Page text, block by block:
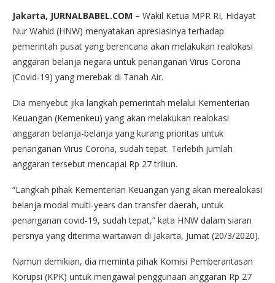
Jakarta, JURNALBABEL.COM – Wakil Ketua MPR RI, Hidayat
Nur Wahid (HNW) menyatakan apresiasinya terhadap
pemerintah pusat yang berencana akan melakukan realokasi
anggaran belanja negara untuk penanganan Virus Corona
(Covid-19) yang merebak di Tanah Air.
Dia menyebut jika langkah pemerintah melalui Kementerian
Keuangan (Kemenkeu) yang akan melakukan realokasi
anggaran belanja-belanja yang kurang prioritas untuk
penanganan Virus Corona, sudah tepat. Terlebih jumlah
anggaran tersebut mencapai Rp 27 triliun.
“Langkah pihak Kementerian Keuangan yang akan merealokasi
belanja modal multi-years dan transfer daerah, untuk
penanganan covid-19, sudah tepat,” kata HNW dalam siaran
persnya yang diterima wartawan di Jakarta, Jumat (20/3/2020).
Namun demikian, dia meminta pihak Komisi Pemberantasan
Korupsi (KPK) untuk mengawal penggunaan anggaran Rp 27